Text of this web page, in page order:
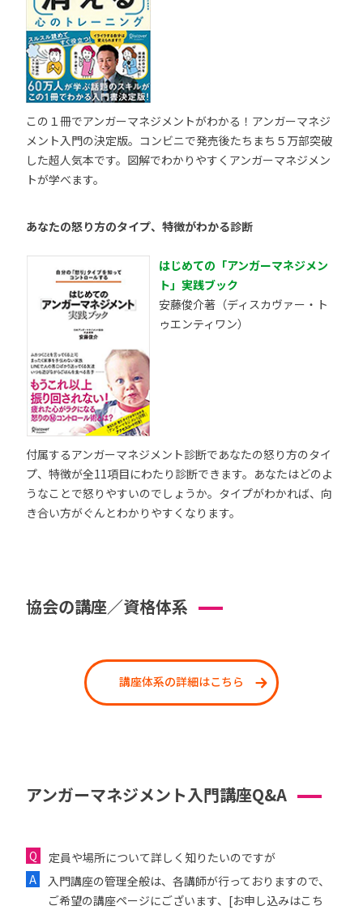
この１冊でアンガーマネジメントがわかる！アンガーマネジ
メント入門の決定版。コンビニで発売後たちまち５万部突破
した超人気本です。図解でわかりやすくアンガーマネジメン
トが学べます。
あなたの怒り方のタイプ、特徴がわかる診断
はじめての「アンガーマネジメン
ト」実践ブック
安藤俊介著（ディスカヴァー・ト
ゥエンティワン）
付属するアンガーマネジメント診断であなたの怒り方のタイ
プ、特徴が全11項目にわたり診断できます。あなたはどのよ
うなことで怒りやすいのでしょうか。タイプがわかれば、向
き合い方がぐんとわかりやすくなります。
協会の講座／資格体系
講座体系の詳細はこちら
アンガーマネジメント入門講座Q&A
定員や場所について詳しく知りたいのですが
入門講座の管理全般は、各講師が行っておりますので、
ご希望の講座ページにございます、[お申し込みはこち